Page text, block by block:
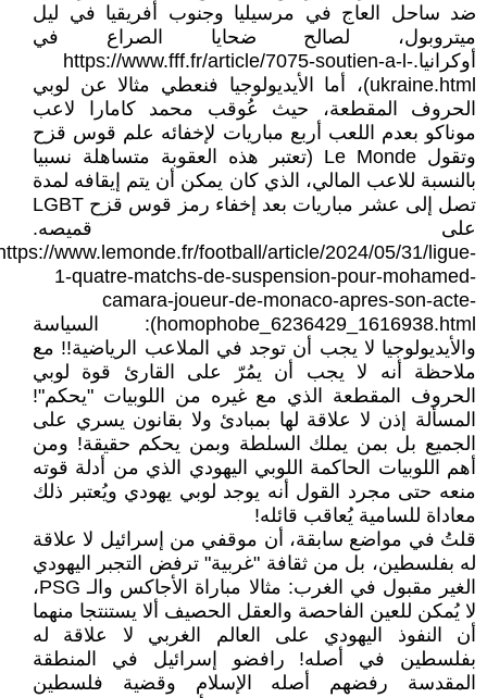
ضد ساحل العاج في مرسيليا وجنوب أفريقيا في ليل
ميتروبول، لصالح ضحايا الصراع في
أوكرانيا.https://www.fff.fr/article/7075-soutien-a-l-
ukraine.html)، أما الأيديولوجيا فنعطي مثالا عن لوبي
الحروف المقطعة، حيث عُوقب محمد كامارا لاعب
موناكو بعدم اللعب أربع مباريات لإخفائه علم قوس قزح
وتقول Le Monde (تعتبر هذه العقوبة متساهلة نسبيا
بالنسبة للاعب المالي، الذي كان يمكن أن يتم إيقافه لمدة
تصل إلى عشر مباريات بعد إخفاء رمز قوس قزح LGBT
على قميصه.
www.lemonde.fr/football/article/2024/05/31/ligue-
1-quatre-matchs-de-suspension-pour-mohamed-
camara-joueur-de-monaco-apres-son-acte-
homophobe_6236429_1616938.html): السياسة
والأيديولوجيا لا يجب أن توجد في الملاعب الرياضية!! مع
ملاحظة أنه لا يجب أن يمُرّ على القارئ قوة لوبي
الحروف المقطعة الذي مع غيره من اللوبيات "يحكم"!
المسألة إذن لا علاقة لها بمبادئ ولا بقانون يسري على
الجميع بل بمن يملك السلطة وبمن يحكم حقيقة! ومن
أهم اللوبيات الحاكمة اللوبي اليهودي الذي من أدلة قوته
منعه حتى مجرد القول أنه يوجد لوبي يهودي ويُعتبر ذلك
معاداة للسامية يُعاقب قائله!
قلتُ في مواضع سابقة، أن موقفي من إسرائيل لا علاقة
له بفلسطين، بل من ثقافة "غربية" ترفض التجبر اليهودي
الغير مقبول في الغرب: مثالا مباراة الأجاكس والـ PSG،
لا يُمكن للعين الفاحصة والعقل الحصيف ألا يستنتجا منهما
أن النفوذ اليهودي على العالم الغربي لا علاقة له
بفلسطين في أصله! رافضو إسرائيل في المنطقة
المقدسة رفضهم أصله الإسلام وقضية فلسطين